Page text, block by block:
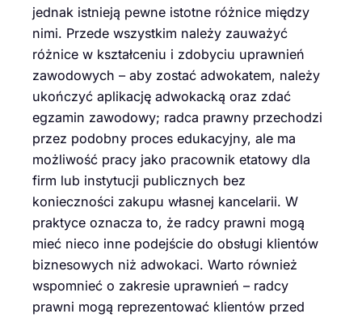
jednak istnieją pewne istotne różnice między
nimi. Przede wszystkim należy zauważyć
różnice w kształceniu i zdobyciu uprawnień
zawodowych – aby zostać adwokatem, należy
ukończyć aplikację adwokacką oraz zdać
egzamin zawodowy; radca prawny przechodzi
przez podobny proces edukacyjny, ale ma
możliwość pracy jako pracownik etatowy dla
firm lub instytucji publicznych bez
konieczności zakupu własnej kancelarii. W
praktyce oznacza to, że radcy prawni mogą
mieć nieco inne podejście do obsługi klientów
biznesowych niż adwokaci. Warto również
wspomnieć o zakresie uprawnień – radcy
prawni mogą reprezentować klientów przed